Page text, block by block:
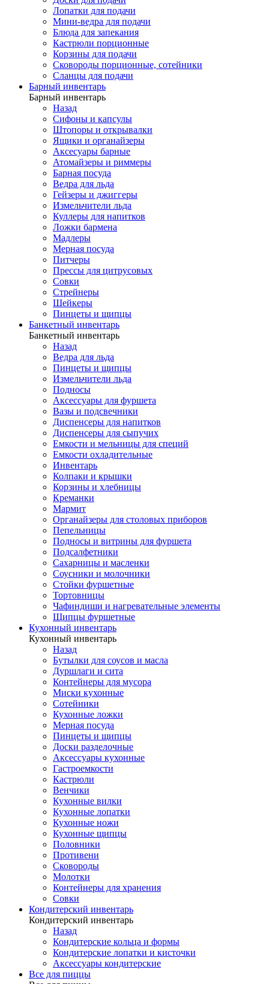
Лопатки для подачи
Мини-ведра для подачи
Блюда для запекания
Кастрюли порционные
Корзины для подачи
Сковороды порционные, сотейники
Сланцы для подачи
Барный инвентарь
Барный инвентарь
Назад
Сифоны и капсулы
Штопоры и открывалки
Ящики и органайзеры
Аксесуары барные
Атомайзеры и риммеры
Барная посуда
Ведра для льда
Гейзеры и джиггеры
Измельчители льда
Куллеры для напитков
Ложки бармена
Мадлеры
Мерная посуда
Питчеры
Прессы для цитрусовых
Совки
Стрейнеры
Шейкеры
Пинцеты и щипцы
Банкетный инвентарь
Банкетный инвентарь
Назад
Ведра для льда
Пинцеты и щипцы
Измельчители льда
Подносы
Аксессуары для фуршета
Вазы и подсвечники
Диспенсеры для напитков
Диспенсеры для сыпучих
Емкости и мельницы для специй
Емкости охладительные
Инвентарь
Колпаки и крышки
Корзины и хлебницы
Креманки
Мармит
Органайзеры для столовых приборов
Пепельницы
Подносы и витрины для фуршета
Подсалфетники
Сахарницы и масленки
Соусники и молочники
Стойки фуршетные
Тортовницы
Чафиндиши и нагревательные элементы
Щипцы фуршетные
Кухонный инвентарь
Кухонный инвентарь
Назад
Бутылки для соусов и масла
Дуршлаги и сита
Контейнеры для мусора
Миски кухонные
Сотейники
Кухонные ложки
Мерная посуда
Пинцеты и щипцы
Доски разделочные
Аксессуары кухонные
Гастроемкости
Кастрюли
Венчики
Кухонные вилки
Кухонные лопатки
Кухонные ножи
Кухонные щипцы
Половники
Противени
Сковороды
Молотки
Контейнеры для хранения
Совки
Кондитерский инвентарь
Кондитерский инвентарь
Назад
Кондитерские кольца и формы
Кондитерские лопатки и кисточки
Аксессуары кондитерские
Все для пиццы